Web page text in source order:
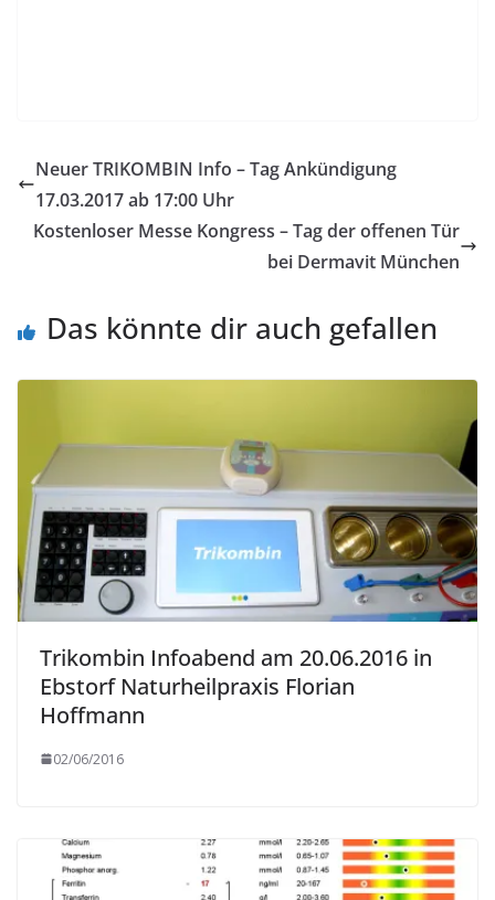
Neuer TRIKOMBIN Info – Tag Ankündigung
17.03.2017 ab 17:00 Uhr
Kostenloser Messe Kongress – Tag der offenen Tür
bei Dermavit München
Das könnte dir auch gefallen
Trikombin Infoabend am 20.06.2016 in
Ebstorf Naturheilpraxis Florian
Hoffmann
02/06/2016